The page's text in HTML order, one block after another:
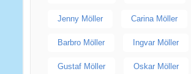
Jenny Möller Carina Möller
Barbro Möller Ingvar Möller
Gustaf Möller Oskar Möller